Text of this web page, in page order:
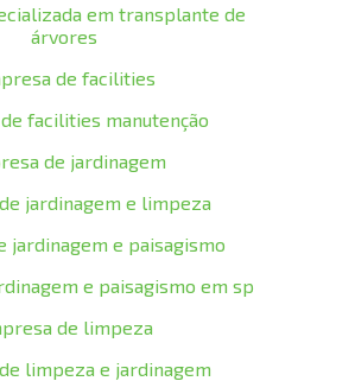
em transplante de
árvores
de facilities
facilities manutenção
de jardinagem
jardinagem e limpeza
jardinagem e paisagismo
e paisagismo em sp
de limpeza
limpeza e jardinagem